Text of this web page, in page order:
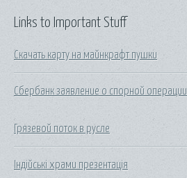
Links to Important Stuff
Скачать карту на майнкрафт пушки
Сбербанк заявление о спорной операции
Грязевой поток в русле
Індійські храми презентація